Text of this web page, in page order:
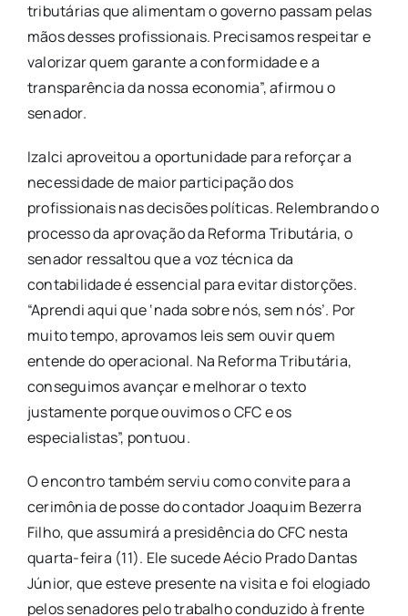
tributárias que alimentam o governo passam pelas
mãos desses profissionais. Precisamos respeitar e
valorizar quem garante a conformidade e a
transparência da nossa economia”, afirmou o
senador.
Izalci aproveitou a oportunidade para reforçar a
necessidade de maior participação dos
profissionais nas decisões políticas. Relembrando o
processo da aprovação da Reforma Tributária, o
senador ressaltou que a voz técnica da
contabilidade é essencial para evitar distorções.
“Aprendi aqui que ‘nada sobre nós, sem nós’. Por
muito tempo, aprovamos leis sem ouvir quem
entende do operacional. Na Reforma Tributária,
conseguimos avançar e melhorar o texto
justamente porque ouvimos o CFC e os
especialistas”, pontuou.
O encontro também serviu como convite para a
cerimônia de posse do contador Joaquim Bezerra
Filho, que assumirá a presidência do CFC nesta
quarta-feira (11). Ele sucede Aécio Prado Dantas
Júnior, que esteve presente na visita e foi elogiado
pelos senadores pelo trabalho conduzido à frente